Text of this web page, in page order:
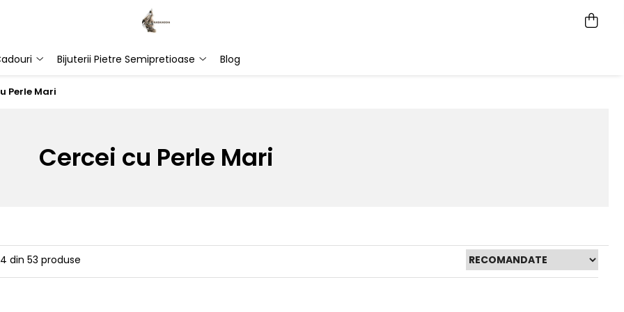
Bijuterii Pietre Semipretioase Blog
Perle Mari
Cercei cu Perle Mari
din 53 produse